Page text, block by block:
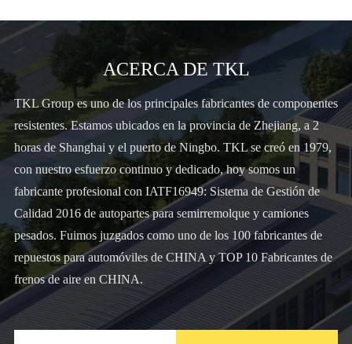
ACERCA DE TKL
TKL Group es uno de los principales fabricantes de componentes
resistentes. Estamos ubicados en la provincia de Zhejiang, a 2
horas de Shanghai y el puerto de Ningbo. TKL se creó en 1979,
con nuestro esfuerzo continuo y dedicado, hoy somos un
fabricante profesional con IATF16949: Sistema de Gestión de
Calidad 2016 de autopartes para semirremolque y camiones
pesados. Fuimos juzgados como uno de los 100 fabricantes de
repuestos para automóviles de CHINA y TOP 10 Fabricantes de
frenos de aire en CHINA.